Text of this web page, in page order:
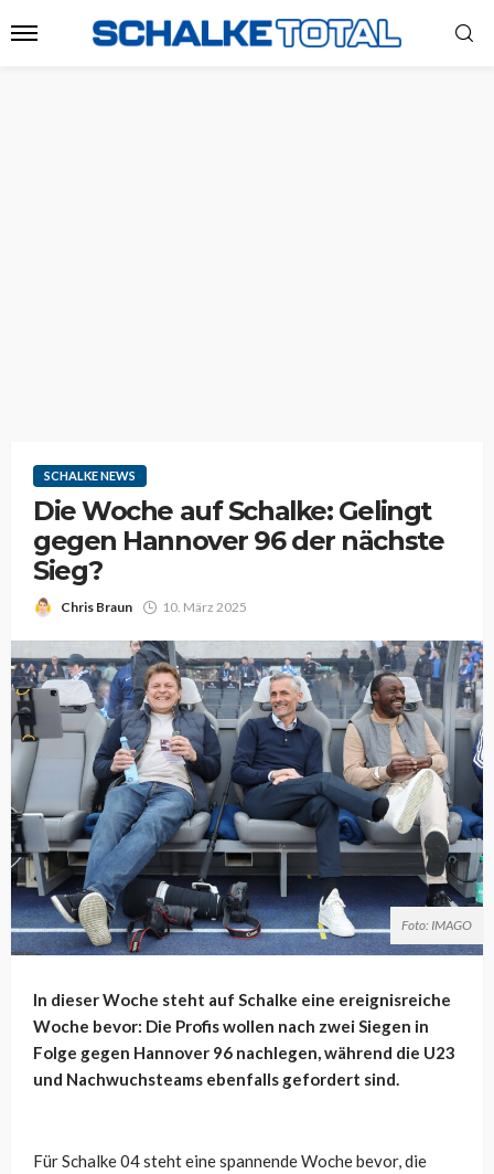
SCHALKE NEWS
Die Woche auf Schalke: Gelingt
gegen Hannover 96 der nächste
Sieg?
Chris Braun 10. März 2025
Foto: IMAGO
In dieser Woche steht auf Schalke eine ereignisreiche
Woche bevor: Die Profis wollen nach zwei Siegen in
Folge gegen Hannover 96 nachlegen, während die U23
und Nachwuchsteams ebenfalls gefordert sind.
Für Schalke 04 steht eine spannende Woche bevor, die